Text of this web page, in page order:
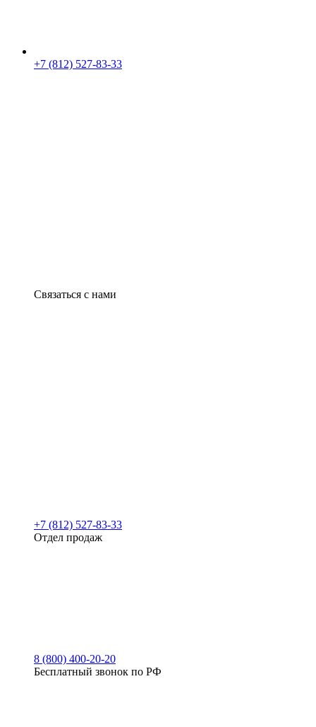
+7 (812) 527-83-33
Связаться с нами
+7 (812) 527-83-33
Отдел продаж
8 (800) 400-20-20
Бесплатный звонок по РФ